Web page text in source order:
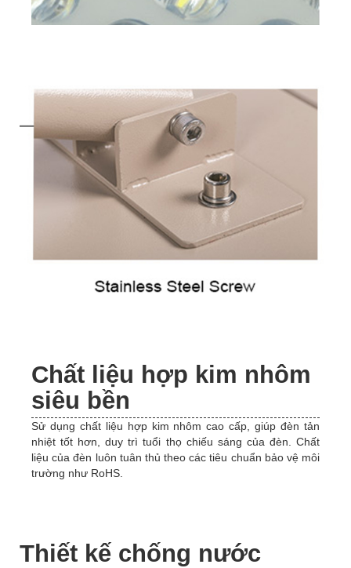
Chất liệu hợp kim nhôm
siêu bền
Sử dụng chất liệu hợp kim nhôm cao cấp, giúp đèn tản
nhiệt tốt hơn, duy trì tuổi thọ chiếu sáng của đèn. Chất
liệu của đèn luôn tuân thủ theo các tiêu chuẩn bảo vệ môi
trường như RoHS.
Thiết kế chống nước